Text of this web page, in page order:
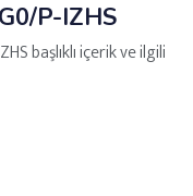
P-IZHS
başlıklı içerik ve ilgili